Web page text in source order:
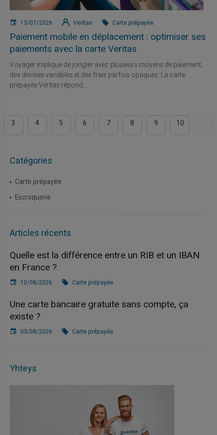
13/07/2026 Veritas Carte prépayée
Paiement mobile en déplacement : optimiser ses
paiements avec la carte Veritas
Voyager implique de jongler avec plusieurs moyens de paiement,
des devises variables et des frais parfois opaques. La carte
prépayée Veritas répond...
3 4 5 6 7 8 9 10 ...
Catégories
Carte prépayée
Escroquerie
Articles récents
Quelle est la différence entre un RIB et un IBAN
en France ?
10/08/2026 Carte prépayée
Une carte bancaire gratuite sans compte, ça
existe ?
03/08/2026 Carte prépayée
Yhteys